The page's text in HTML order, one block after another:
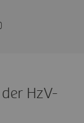
HzV-